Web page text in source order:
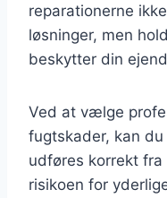
reparationerne
løsninger, men
beskytter din
Ved at vælge
fugtskader, kan
udføres korrekt
risikoen for